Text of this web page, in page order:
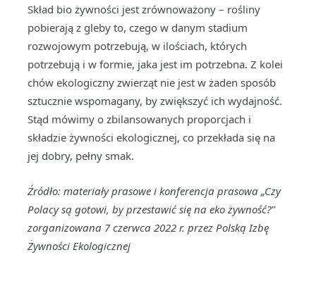
Skład bio żywności jest zrównoważony – rośliny
pobierają z gleby to, czego w danym stadium
rozwojowym potrzebują, w ilościach, których
potrzebują i w formie, jaka jest im potrzebna. Z kolei
chów ekologiczny zwierząt nie jest w żaden sposób
sztucznie wspomagany, by zwiększyć ich wydajność.
Stąd mówimy o zbilansowanych proporcjach i
składzie żywności ekologicznej, co przekłada się na
jej dobry, pełny smak.
Źródło: materiały prasowe i konferencja prasowa „Czy
Polacy są gotowi, by przestawić się na eko żywność?”
zorganizowana 7 czerwca 2022 r. przez Polską Izbę
Żywności Ekologicznej